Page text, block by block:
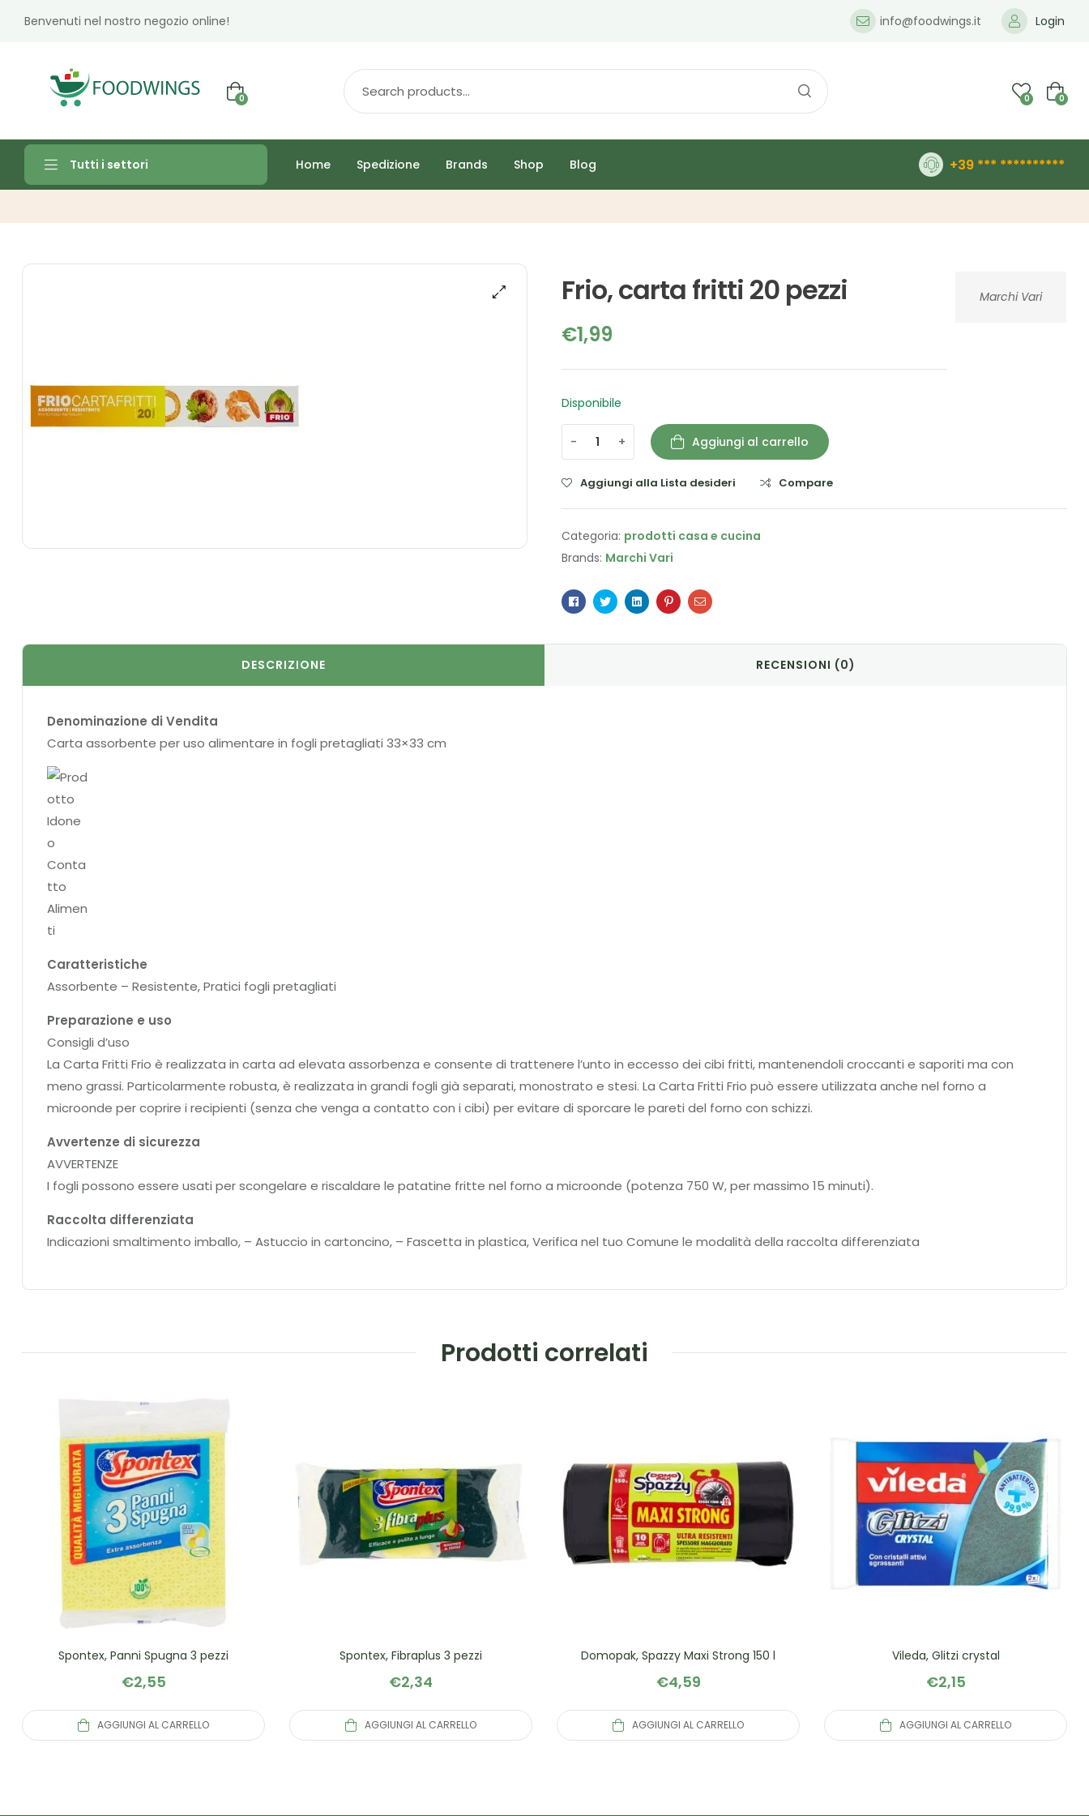
Benvenuti nel nostro negozio online! info@foodwings.it Login
0 0 0
Tutti i settori Home Spedizione Brands Shop Blog +39 *** **********
Marchi Vari
Frio, carta fritti 20 pezzi
€1,99
Disponibile
- + Aggiungi al carrello
Aggiungi alla Lista desideri Compare
Categoria: prodotti casa e cucina
Brands: Marchi Vari
Facebook
TwitterLinkedinPinterestEmail
DESCRIZIONE RECENSIONI (0)
Denominazione di Vendita
Carta assorbente per uso alimentare in fogli pretagliati 33×33 cm
Caratteristiche
Assorbente – Resistente, Pratici fogli pretagliati
Preparazione e uso
Consigli d’uso
La Carta Fritti Frio è realizzata in carta ad elevata assorbenza e consente di trattenere l’unto in eccesso dei cibi fritti, mantenendoli croccanti e saporiti ma con
meno grassi. Particolarmente robusta, è realizzata in grandi fogli già separati, monostrato e stesi. La Carta Fritti Frio può essere utilizzata anche nel forno a
microonde per coprire i recipienti (senza che venga a contatto con i cibi) per evitare di sporcare le pareti del forno con schizzi.
Avvertenze di sicurezza
AVVERTENZE
I fogli possono essere usati per scongelare e riscaldare le patatine fritte nel forno a microonde (potenza 750 W, per massimo 15 minuti).
Raccolta differenziata
Indicazioni smaltimento imballo, – Astuccio in cartoncino, – Fascetta in plastica, Verifica nel tuo Comune le modalità della raccolta differenziata
Prodotti correlati
Spontex, Panni Spugna 3 pezzi
€2,55
AGGIUNGI AL CARRELLO
Spontex, Fibraplus 3 pezzi
€2,34
AGGIUNGI AL CARRELLO
Domopak, Spazzy Maxi Strong 150 l
€4,59
AGGIUNGI AL CARRELLO
Vileda, Glitzi crystal
€2,15
AGGIUNGI AL CARRELLO